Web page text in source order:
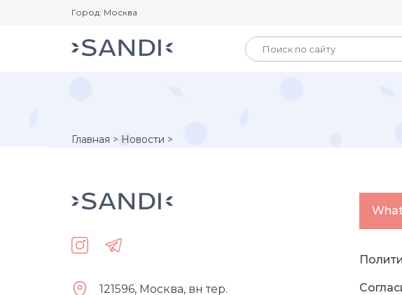
Город: Москва
Главная > Новости >
121596, Москва, вн тер.